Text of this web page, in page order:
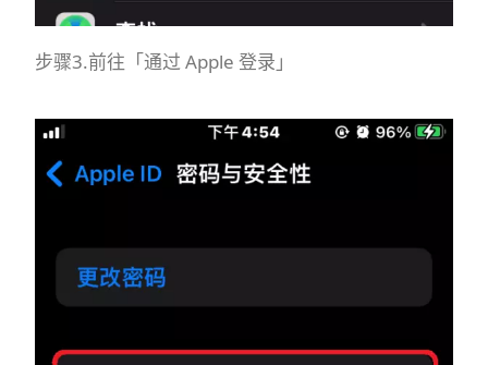
步骤3.前往「通过 Apple 登录」